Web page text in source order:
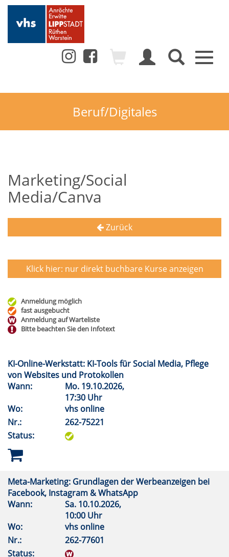
Toggle
Beruf/Digitales
Marketing/Social
Media/Canva
Zurück
Klick hier: nur direkt buchbareKurse anzeigen
Anmeldung möglich
fast ausgebucht
Anmeldung auf Warteliste
Bitte beachten Sie den Infotext
KI-Online-Werkstatt: KI-Tools für Social Media, Pflege
von Websites und Protokollen
Wann:
Mo. 19.10.2026,
17:30 Uhr
Wo:
vhs online
Nr.:
262-75221
Status:
Meta-Marketing: Grundlagen der Werbeanzeigen bei
Facebook, Instagram & WhatsApp
Wann:
Sa. 10.10.2026,
10:00 Uhr
Wo:
vhs online
Nr.:
262-77601
Status: